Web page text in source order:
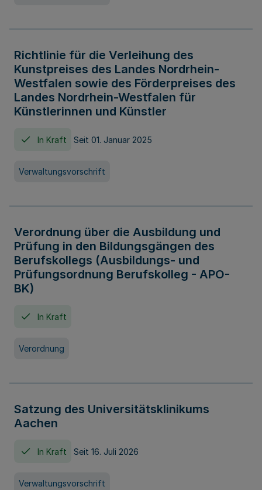
Richtlinie für die Verleihung des
Kunstpreises des Landes Nordrhein-
Westfalen sowie des Förderpreises des
Landes Nordrhein-Westfalen für
Künstlerinnen und Künstler
In Kraft Seit 01. Januar 2025
Verwaltungsvorschrift
Verordnung über die Ausbildung und
Prüfung in den Bildungsgängen des
Berufskollegs (Ausbildungs- und
Prüfungsordnung Berufskolleg - APO-
BK)
In Kraft
Verordnung
Satzung des Universitätsklinikums
Aachen
In Kraft Seit 16. Juli 2026
Verwaltungsvorschrift